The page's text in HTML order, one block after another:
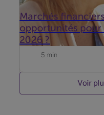
Marchés
opportunités pour
2026 ?
5 min
Voir